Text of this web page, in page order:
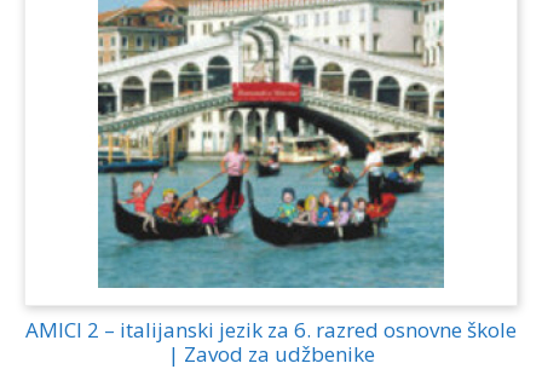
AMICI 2 – italijanski jezik za 6. razred osnovne škole
| Zavod za udžbenike